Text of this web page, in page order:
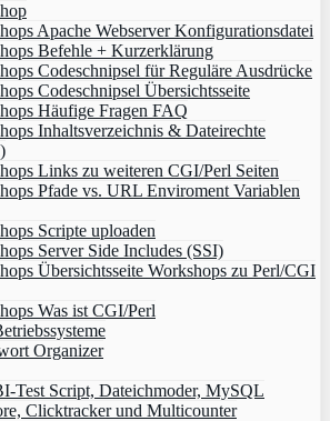
Apache Webserver Konfigurationsdatei
Befehle + Kurzerklärung
Codeschnipsel für Reguläre Ausdrücke
Codeschnipsel Übersichtsseite
Häufige Fragen FAQ
Inhaltsverzeichnis & Dateirechte
Links zu weiteren CGI/Perl Seiten
Pfade vs. URL Enviroment Variablen
Scripte uploaden
Server Side Includes (SSI)
Übersichtsseite Workshops zu Perl/CGI
Was ist CGI/Perl
Organizer
Test Script, Dateichmoder, MySQL
Clicktracker und Multicounter